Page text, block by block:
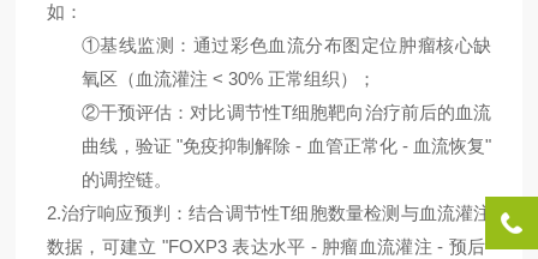
如：
①基线监测：通过彩色血流分布图定位肿瘤核心缺
氧区（血流灌注 < 30% 正常组织）；
②干预评估：对比调节性T细胞靶向治疗前后的血流
曲线，验证 "免疫抑制解除 - 血管正常化 - 血流恢复"
的调控链。
2.治疗响应预判：结合调节性T细胞数量检测与血流灌注
数据，可建立 "FOXP3 表达水平 - 肿瘤血流灌注 - 预后"